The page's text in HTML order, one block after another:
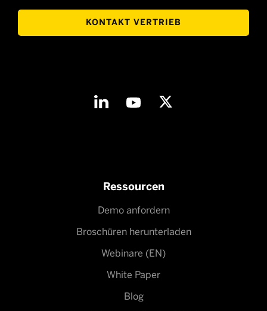
KONTAKT VERTRIEB
Ressourcen
Demo anfordern
Broschüren herunterladen
Webinare (EN)
White Paper
Blog